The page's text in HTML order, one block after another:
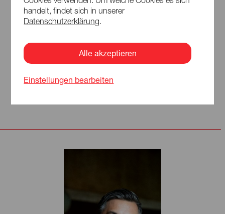
© Sven Hagonlani
Dana Shanti
Dana Shanti ist eine in Berlin lebende Singer-Songwriterin.
Solistenchors und war als Backgroundsängerin unter
handelt, findet sich in unserer
Datenschutzerklärung.
Alle akzeptieren
Einstellungen bearbeiten